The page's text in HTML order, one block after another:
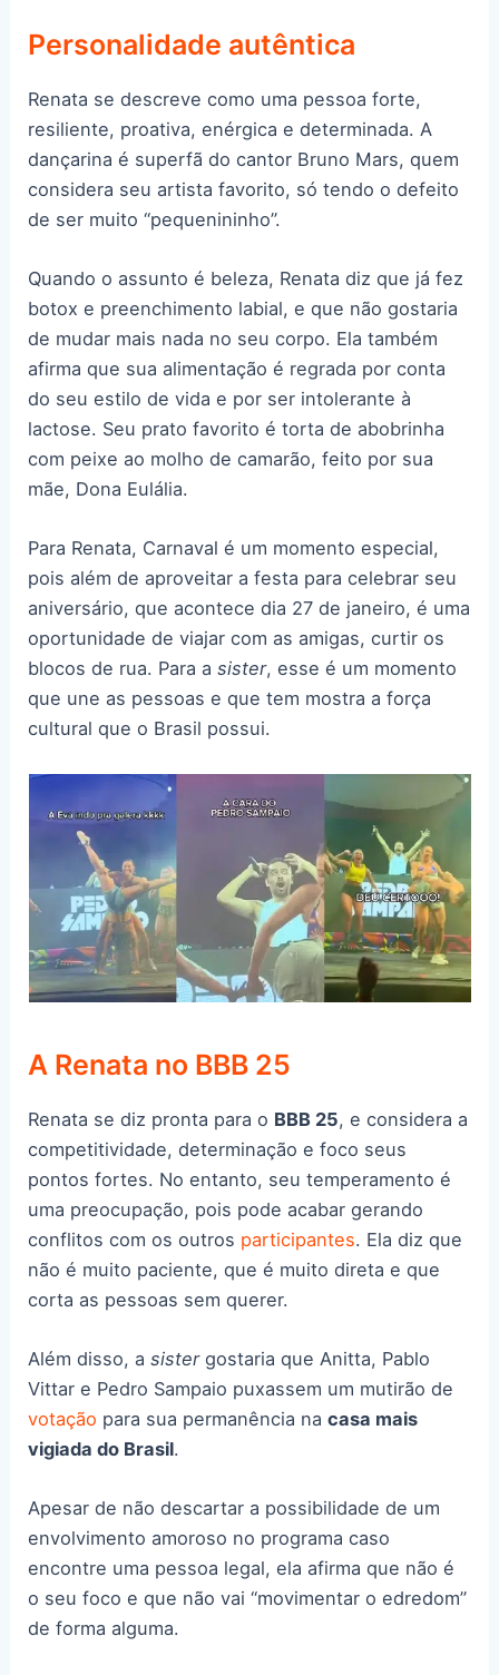
Personalidade autêntica
Renata se descreve como uma pessoa forte,
resiliente, proativa, enérgica e determinada. A
dançarina é superfã do cantor Bruno Mars, quem
considera seu artista favorito, só tendo o defeito
de ser muito “pequenininho”.
Quando o assunto é beleza, Renata diz que já fez
botox e preenchimento labial, e que não gostaria
de mudar mais nada no seu corpo. Ela também
afirma que sua alimentação é regrada por conta
do seu estilo de vida e por ser intolerante à
lactose. Seu prato favorito é torta de abobrinha
com peixe ao molho de camarão, feito por sua
mãe, Dona Eulália.
Para Renata, Carnaval é um momento especial,
pois além de aproveitar a festa para celebrar seu
aniversário, que acontece dia 27 de janeiro, é uma
oportunidade de viajar com as amigas, curtir os
blocos de rua. Para asister, esse é um momento
que une as pessoas e que tem mostra a força
cultural que o Brasil possui.
A Renata no BBB 25
Renata se diz pronta para o BBB 25, e considera a
competitividade, determinação e foco seus
pontos fortes. No entanto, seu temperamento é
uma preocupação, pois pode acabar gerando
conflitos com os outros participantes. Ela diz que
não é muito paciente, que é muito direta e que
corta as pessoas sem querer.
Além disso, asistergostaria que Anitta, Pablo
Vittar e Pedro Sampaio puxassem um mutirão de
votação para sua permanência nacasa mais
vigiada do Brasil.
Apesar de não descartar a possibilidade de um
envolvimento amoroso no programa caso
encontre uma pessoa legal, ela afirma que não é
o seu foco e que não vai “movimentar o edredom”
de forma alguma.